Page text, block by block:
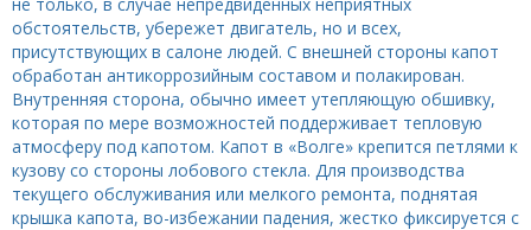
обстоятельств, убережет двигатель, но и всех,
присутствующих в салоне людей. С внешней стороны капот
обработан антикоррозийным составом и полакирован.
Внутренняя сторона, обычно имеет утепляющую обшивку,
которая по мере возможностей поддерживает тепловую
атмосферу под капотом. Капот в «Волге» крепится петлями к
кузову со стороны лобового стекла. Для производства
текущего обслуживания или мелкого ремонта, поднятая
крышка капота, во-избежании падения, жестко фиксируется с